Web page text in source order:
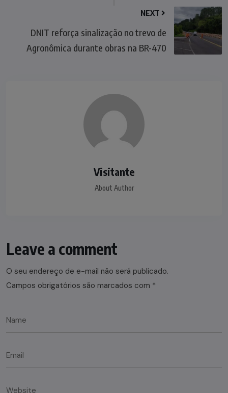
NEXT
DNIT reforça sinalização no trevo de
Agronômica durante obras na BR-470
Visitante
About Author
Leave a comment
O seu endereço de e-mail não será publicado.
Campos obrigatórios são marcados com *